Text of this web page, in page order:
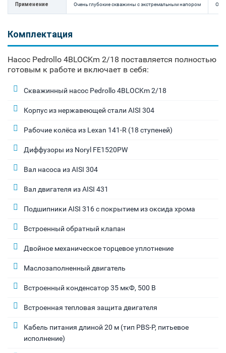
Применение Очень глубокие скважины с экстремальным напором
Комплектация
Насос Pedrollo 4BLOCKm 2/18 поставляется полностью
готовым к работе и включает в себя:
Скважинный насос Pedrollo 4BLOCKm 2/18
Корпус из нержавеющей стали AISI 304
Рабочие колёса из Lexan 141-R (18 ступеней)
Диффузоры из Noryl FE1520PW
Вал насоса из AISI 304
Вал двигателя из AISI 431
Подшипники AISI 316 с покрытием из оксида хрома
Встроенный обратный клапан
Двойное механическое торцевое уплотнение
Маслозаполненный двигатель
Встроенный конденсатор 35 мкФ, 500 В
Встроенная тепловая защита двигателя
Кабель питания длиной 20 м (тип PBS-P, питьевое
исполнение)